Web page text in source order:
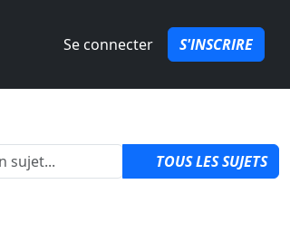
Se connecter S'INSCRIRE
QuozPowa TOUS LES SUJETS